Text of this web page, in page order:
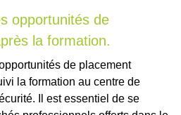
opportunités de
la formation.
de placement
la formation au centre de
Il est essentiel de se